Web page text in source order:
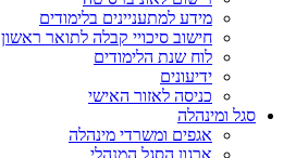
מידע למתעניינים בלימודים
חישוב סיכויי קבלה לתואר ראשון
לוח שנת הלימודים
ידיעונים
כניסה לאזור האישי
סגל ומינהלה
אגפים ומשרדי מינהלה